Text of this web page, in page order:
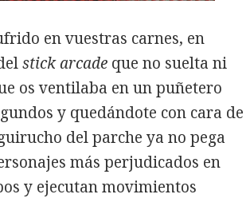
en vuestras carnes, en
stick arcade que no suelta ni
os ventilaba en un puñetero
y quedándote con cara de
del parche ya no pega
más perjudicados en
y ejecutan movimientos